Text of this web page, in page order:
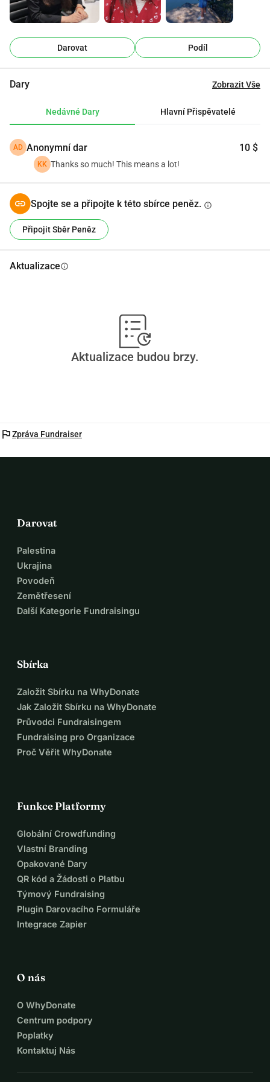
je neocenitelná při proměně mých snů o bezpečnějším a
mou cestu.
Darovat Podíl
Dary Zobrazit Vše
Nedávné Dary Hlavní Přispěvatelé
AD Anonymní dar 10 $
KK Thanks so much! This means a lot!
Spojte se a připojte k této sbírce peněz. info
Připojit Sběr Peněz
Aktualizaceinfo
Aktualizace budou brzy.
flagZpráva Fundraiser
Darovat
Palestina
Ukrajina
Povodeň
Zemětřesení
Další Kategorie Fundraisingu
Sbírka
Založit Sbírku na WhyDonate
Jak Založit Sbírku na WhyDonate
Průvodci Fundraisingem
Fundraising pro Organizace
Proč Věřit WhyDonate
Funkce Platformy
Globální Crowdfunding
Vlastní Branding
Opakované Dary
QR kód a Žádosti o Platbu
Týmový Fundraising
Plugin Darovacího Formuláře
Integrace Zapier
O nás
O WhyDonate
Centrum podpory
Poplatky
Kontaktuj Nás